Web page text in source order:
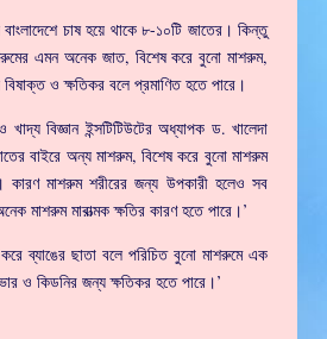
চাষ হয়ে থাকে ৮-১০টি জাতের। কিন্তু
এমন অনেক জাত, বিশেষ করে বুনো মাশরুম,
ও ক্ষতিকর বলে প্রমাণিত হতে পারে।
খাদ্য বিজ্ঞান ইন্সটিটিউটের অধ্যাপক ড. খালেদা
বাইরে অন্য মাশরুম, বিশেষ করে বুনো মাশরুম
মাশরুম শরীরের জন্য উপকারী হলেও সব
মাশরুম মারাত্মক ক্ষতির কারণ হতে পারে।’
ব্যাঙের ছাতা বলে পরিচিত বুনো মাশরুমে এক
ও কিডনির জন্য ক্ষতিকর হতে পারে।’